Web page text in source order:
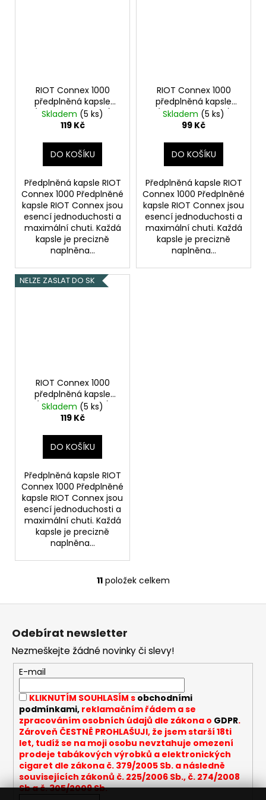
RIOT Connex 1000
předplněná kapsle
(Blue Cherry Burst)
18mg
Skladem (5 ks)
119 Kč
DO KOŠÍKU
Předplněná kapsle RIOT
Connex 1000 Předplněné
kapsle RIOT Connex jsou
esencí jednoduchosti a
maximální chuti. Každá
kapsle je precizně
naplněna...
RIOT Connex 1000
předplněná kapsle
(Watermelon Ice)
10mg 1ks
Skladem (5 ks)
99 Kč
DO KOŠÍKU
Předplněná kapsle RIOT
Connex 1000 Předplněné
kapsle RIOT Connex jsou
esencí jednoduchosti a
maximální chuti. Každá
kapsle je precizně
naplněna...
NELZE ZASLAT DO SK
RIOT Connex 1000
předplněná kapsle
(Watermelon Ice)
20mg 1ks
Skladem (5 ks)
119 Kč
DO KOŠÍKU
Předplněná kapsle RIOT
Connex 1000 Předplněné
kapsle RIOT Connex jsou
esencí jednoduchosti a
maximální chuti. Každá
kapsle je precizně
naplněna...
O
v
a
c
í
p
r
v
k
y
v
ý
p
11položek celkem
Odebírat newsletter
Nezmeškejte žádné novinky či slevy!
E-mail
KLIKNUTÍM SOUHLASÍM s obchodními
podmínkami,reklamačním řádem a se
zpracováním osobních údajů dle zákona o GDPR.
Zároveň ČESTNĚ PROHLAŠUJI, že jsem starší 18ti
let, tudíž se na moji osobu nevztahuje omezení
prodeje tabákových výrobků a elektronických
cigaret dle zákona č. 379/2005 Sb. a následně
souvisejících zákonů č. 225/2006 Sb., č. 274/2008
Sb a č. 305/2009 Sb.